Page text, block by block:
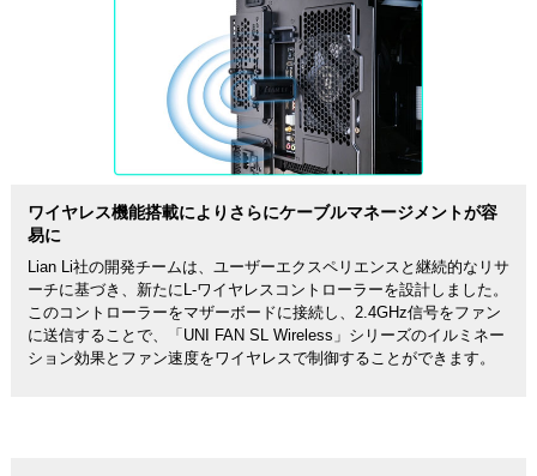
ワイヤレス機能搭載によりさらにケーブルマネージメントが容
易に
Lian Li社の開発チームは、ユーザーエクスペリエンスと継続的なリサ
ーチに基づき、新たにL-ワイヤレスコントローラーを設計しました。
このコントローラーをマザーボードに接続し、2.4GHz信号をファン
に送信することで、「UNI FAN SL Wireless」シリーズのイルミネー
ション効果とファン速度をワイヤレスで制御することができます。